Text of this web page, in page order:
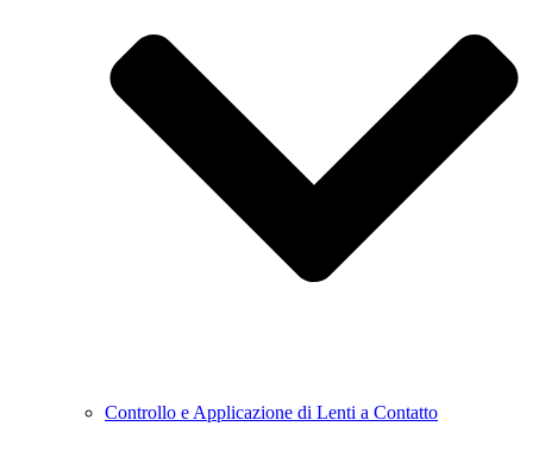
Controllo e Applicazione di Lenti a Contatto